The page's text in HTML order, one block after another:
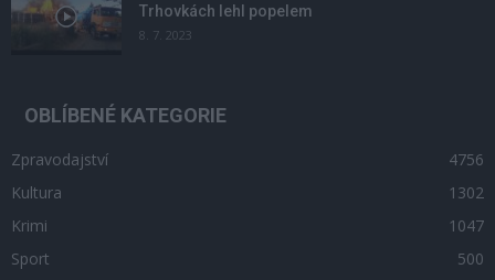
Trhovkách lehl popelem
8. 7. 2023
OBLÍBENÉ KATEGORIE
Zpravodajství
4756
Kultura
1302
Krimi
1047
Sport
500